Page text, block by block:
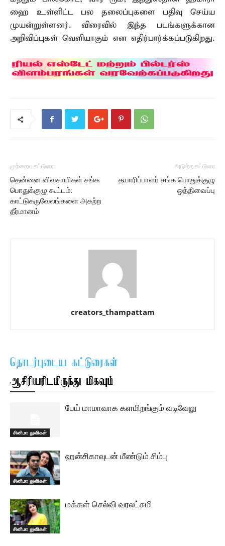
ஹை உள்ளிட்ட பல தலைப்புகளை பதிவு செய்ய
முயன்றுள்ளனர். விரைவில் இந்த படங்களுக்கான
அறிவிப்புகள் வெளியாகும் என எதிர்பார்க்கப்படுகிறது.
முந்தைய கட்டுரை
தென்னை விவசாயிகள் சங்க
பொதுக்குழு கூட்டம்:
காட்டுகருவேலங்களை அகற்ற
தீர்மானம்
அடுத்த கட்டுரை
தயாரிப்பாளர் சங்க பொதுக்குழு
ஒத்திவைப்பு
creators_thampattam
தொடர்புடைய கட்டுரைகள்
ஆசிரியரிடமிருந்து மிகவும்
சினிமா துளிகள்
பேய் மாமாவாக களமிறங்கும் வடிவேலு
சினிமா துளிகள்
ஹன்சிகாவுடன் மீண்டும் சிம்பு
சினிமா துளிகள்
மக்கள் செல்வி வரலட்சுமி